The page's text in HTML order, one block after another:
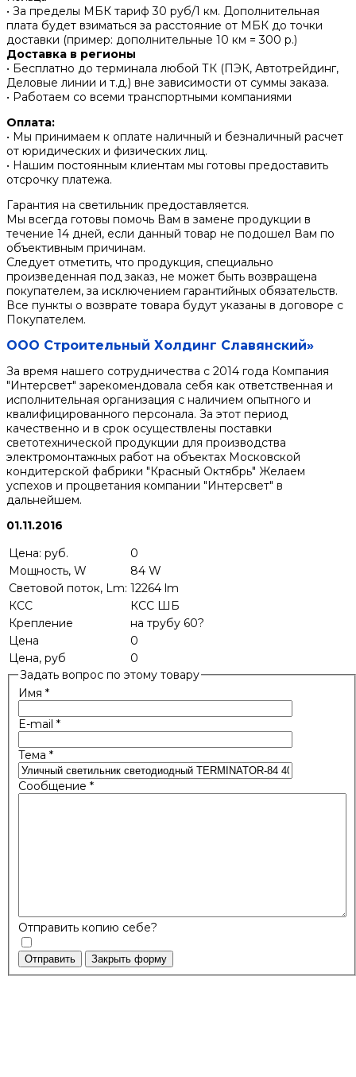
• За пределы МБК тариф 30 руб/1 км. Дополнительная
плата будет взиматься за расстояние от МБК до точки
доставки (пример: дополнительные 10 км = 300 р.)
Доставка в регионы
• Бесплатно до терминала любой ТК (ПЭК, Автотрейдинг,
Деловые линии и т.д.) вне зависимости от суммы заказа.
• Работаем со всеми транспортными компаниями
Оплата:
• Мы принимаем к оплате наличный и безналичный расчет
от юридических и физических лиц.
• Нашим постоянным клиентам мы готовы предоставить
отсрочку платежа.
Гарантия на светильник предоставляется.
Мы всегда готовы помочь Вам в замене продукции в
течение 14 дней, если данный товар не подошел Вам по
объективным причинам.
Следует отметить, что продукция, специально
произведенная под заказ, не может быть возвращена
покупателем, за исключением гарантийных обязательств.
Все пункты о возврате товара будут указаны в договоре с
Покупателем.
ООО Строительный Холдинг Славянский»
За время нашего сотрудничества с 2014 года Компания
"Интерсвет" зарекомендовала себя как ответственная и
исполнительная организация с наличием опытного и
квалифицированного персонала. За этот период
качественно и в срок осуществлены поставки
светотехнической продукции для производства
электромонтажных работ на объектах Московской
кондитерской фабрики "Красный Октябрь" Желаем
успехов и процветания компании "Интерсвет" в
дальнейшем.
01.11.2016
Цена: руб.
0
Мощность, W
84 W
Световой поток, Lm: 12264 lm
КСС
КСС ШБ
Крепление
на трубу 60?
Цена
0
Цена, руб
0
Задать вопрос по этому товару
Имя *
E-mail *
Тема *
Сообщение *
Отправить копию себе?
Отправить Закрыть форму